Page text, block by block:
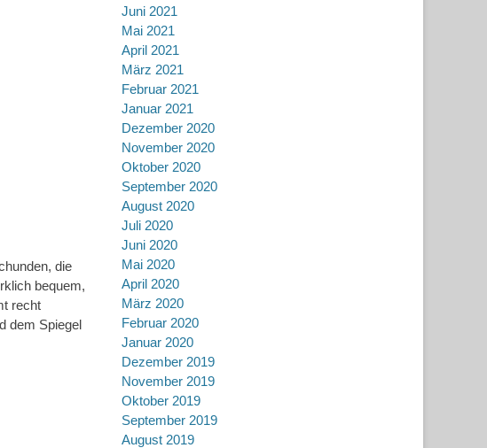
die
bequem,
recht
dem Spiegel
Juni 2021
Mai 2021
April 2021
März 2021
Februar 2021
Januar 2021
Dezember 2020
November 2020
Oktober 2020
September 2020
August 2020
Juli 2020
Juni 2020
Mai 2020
April 2020
März 2020
Februar 2020
Januar 2020
Dezember 2019
November 2019
Oktober 2019
September 2019
August 2019